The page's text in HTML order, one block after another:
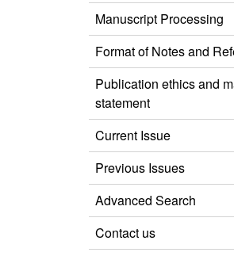
Manuscript Processing
Format of Notes and
Publication ethics and
statement
Current Issue
Previous Issues
Advanced Search
Contact us